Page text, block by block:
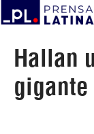
Hallan